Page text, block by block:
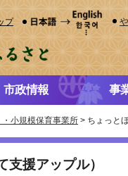
プ
市政情報 事
小規模保育事業所 > ちょっと
援アップル）